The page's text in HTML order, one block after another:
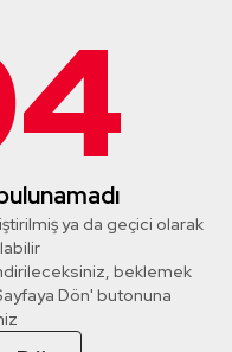
ya da geçici olarak
beklemek
Dön' butonuna